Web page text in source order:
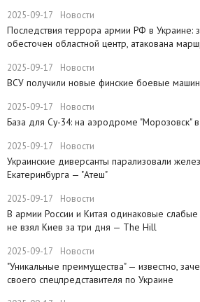
2025-09-17 Новости
Последствия террора армии РФ в Украине:
обесточен областной центр, атакована
2025-09-17 Новости
ВСУ получили новые финские боевые
2025-09-17 Новости
База для Су-34: на аэродроме "Морозовск"
2025-09-17 Новости
Украинские диверсанты парализовали
Екатеринбурга — "Атеш"
2025-09-17 Новости
​В армии России и Китая одинаковые слабые
не взял Киев за три дня — The Hill
2025-09-17 Новости
​"Уникальные преимущества" — известно,
своего спецпредставителя по Украине